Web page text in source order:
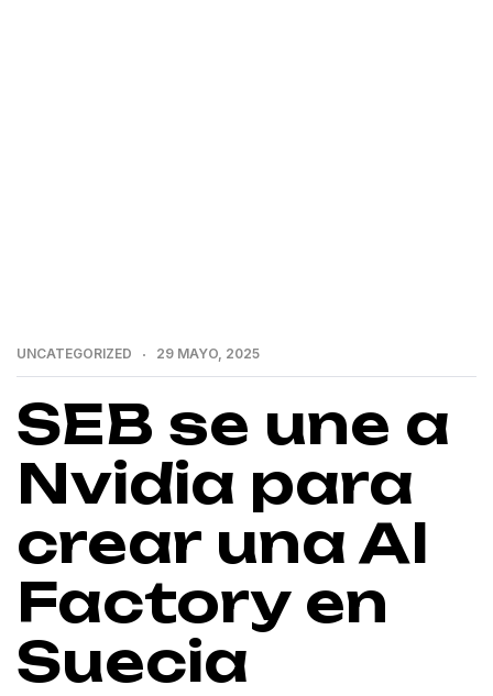
UNCATEGORIZED 29 MAYO, 2025
SEB se une a
Nvidia para
crear una AI
Factory en
Suecia